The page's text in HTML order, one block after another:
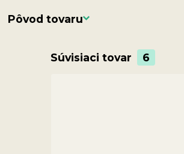
Pôvod tovaru
Súvisiaci tovar 6